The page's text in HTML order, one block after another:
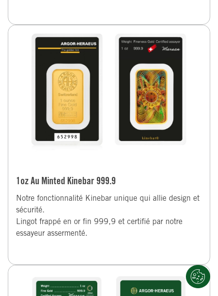
1oz Au Minted Kinebar 999.9
Notre fonctionnalité Kinebar unique qui allie design et
sécurité.
Lingot frappé en or fin 999,9 et certifié par notre
essayeur assermenté.